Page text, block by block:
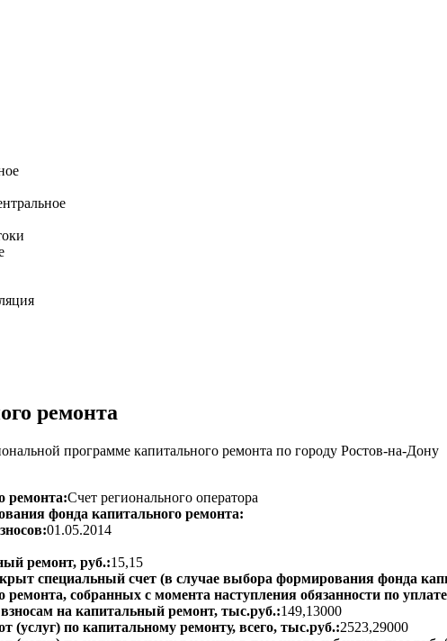
ремонта
программе капитального ремонта по городу Ростов-на-Дону
ремонта:Счет регионального оператора
фонда капитального ремонта:
01.05.2014
ремонт, руб.:15,15
специальный счет (в случае выбора формирования фонда
собранных с момента наступления обязанности по уплате
на капитальный ремонт, тыс.руб.:149,13000
(услуг) по капитальному ремонту, всего, тыс.руб.:2523,29000